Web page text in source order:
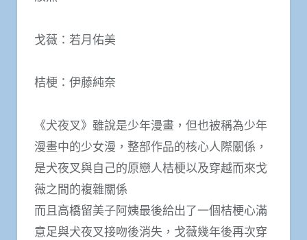
戈薇：若月佑美
桔梗：伊藤純奈
《犬夜叉》雖說是少年漫畫，但也被稱為少年
漫畫中的少女漫，整部作品的核心人際關係，
是犬夜叉與自己的原戀人桔梗以及穿越而來戈
薇之間的複雜關係
而且高橋留美子阿姨最後給出了一個桔梗心滿
意足與犬夜叉接吻後消失，戈薇幾年後再次穿